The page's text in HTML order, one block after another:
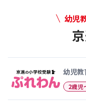
幼児
幼児教
2歳児